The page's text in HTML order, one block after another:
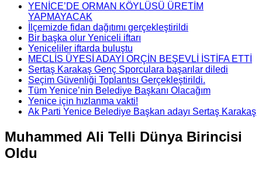
YENİCE’DE ORMAN KÖYLÜSÜ ÜRETİM
YAPMAYACAK
İlçemizde fidan dağıtımı gerçekleştirildi
Bir başka olur Yeniceli iftarı
Yeniceliler iftarda buluştu
MECLİS ÜYESİ ADAYI ORÇİN BEŞEVLİ İSTİFA ETTİ
Sertaş Karakaş Genç Sporculara başarılar diledi
Seçim Güvenliği Toplantısı Gerçekleştirildi.
Tüm Yenice’nin Belediye Başkanı Olacağım
Yenice için hızlanma vakti!
Ak Parti Yenice Belediye Başkan adayı Sertaş Karakaş
Muhammed Ali Telli Dünya Birincisi
Oldu